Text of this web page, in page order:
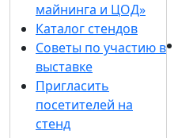
майнинга и ЦОД»
Каталог стендов
Советы по участию в
выставке
Пригласить
посетителей на
стенд